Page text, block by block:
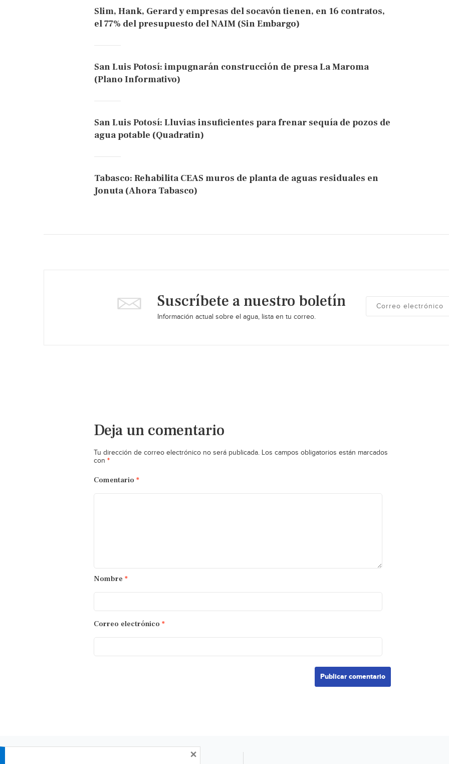
Slim, Hank, Gerard y empresas del socavón tienen, en 16 contratos,
el 77% del presupuesto del NAIM (Sin Embargo)
San Luis Potosí: impugnarán construcción de presa La Maroma
(Plano Informativo)
San Luis Potosí: Lluvias insuficientes para frenar sequía de pozos de
agua potable (Quadratin)
Tabasco: Rehabilita CEAS muros de planta de aguas residuales en
Jonuta (Ahora Tabasco)
Suscríbete a nuestro boletín
Información actual sobre el agua, lista en tu correo.
Deja un comentario
Tu dirección de correo electrónico no será publicada. Los campos obligatorios están marcados
con *
Comentario *
Nombre *
Correo electrónico *
×